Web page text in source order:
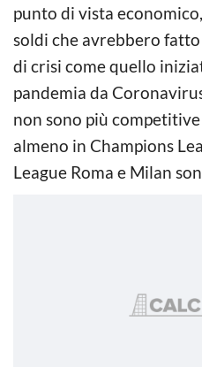
punto di vista
soldi che avrebbero
di crisi come quello
pandemia da
non sono più
almeno in Champions
League Roma e Milan